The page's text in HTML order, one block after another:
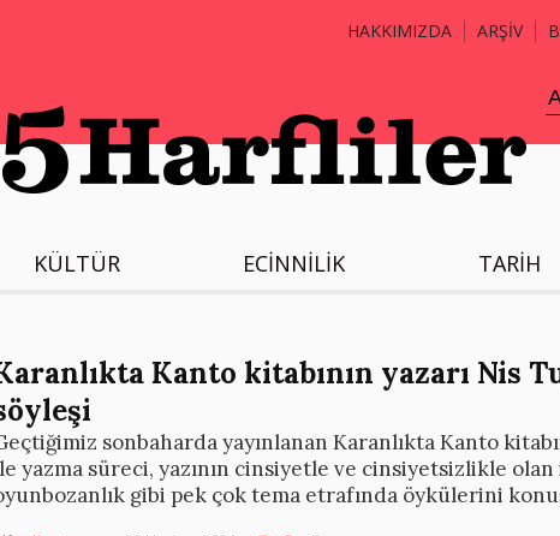
HAKKIMIZDA ARŞİV
KÜLTÜR ECİNNİLİK TARİH
Kanto kitabının yazarı Nis
sonbaharda yayınlanan Karanlıkta Kanto
yazma süreci, yazının cinsiyetle ve cinsiyetsizlikle olan
gibi pek çok tema etrafında öykülerini